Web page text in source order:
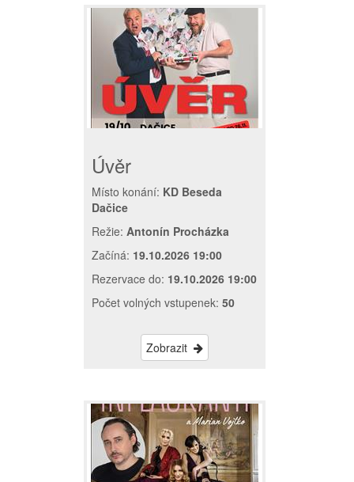
Úvěr
Místo konání: KD Beseda
Dačice
Režie: Antonín Procházka
Začíná: 19.10.2026 19:00
Rezervace do: 19.10.2026 19:00
Počet volných vstupenek: 50
Zobrazit